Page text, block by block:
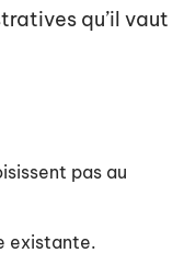
qu’il vaut
pas au
existante.